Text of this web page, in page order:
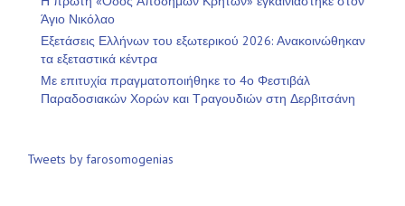
Άγιο Νικόλαο
Εξετάσεις Ελλήνων του εξωτερικού 2026: Ανακοινώθηκαν
τα εξεταστικά κέντρα
Με επιτυχία πραγματοποιήθηκε το 4ο Φεστιβάλ
Παραδοσιακών Χορών και Τραγουδιών στη Δερβιτσάνη
Tweets by farosomogenias